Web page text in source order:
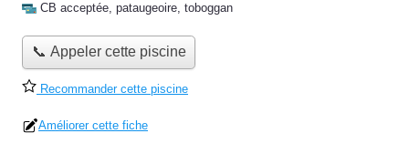
CB acceptée, pataugeoire, toboggan
📞 Appeler cette piscine
Recommander cette piscine
Améliorer cette fiche